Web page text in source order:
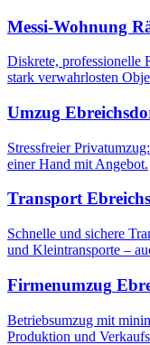
Messi-Wohnung
Diskrete, professionelle
stark verwahrlosten
Umzug
Stressfreier
einer Hand mit Angebot.
Transport
Schnelle und sichere
und Kleintransporte –
Firmenumzug
Betriebsumzug mit
Produktion und